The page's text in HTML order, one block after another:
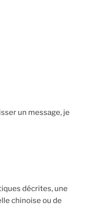
un message, je
décrites, une
chinoise ou de